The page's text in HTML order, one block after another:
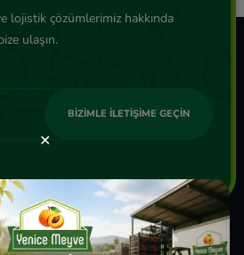
lojistik çözümlerimiz hakkında
ulaşın.
✕